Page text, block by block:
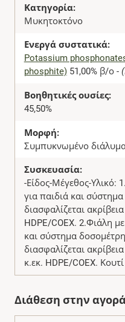
Κατηγορία:
Μυκητοκτόνο
Ενεργά συστατικά:
Potassium
phosphite)51,00% β/ο -
Βοηθητικές ουσίες:
45,50%
Μορφή:
Συμπυκνωμένο
Συσκευασία:
-Είδος-Μέγεθος-Υλικό:
για παιδιά και
διασφαλίζεται
HDPE/COEX. 2.Φιάλη
και σύστημα
διασφαλίζεται
κ.εκ. HDPE/COEX.
Διάθεση στην